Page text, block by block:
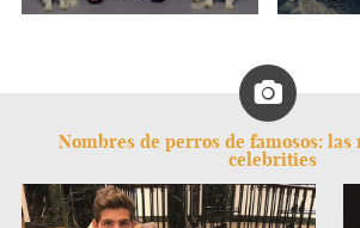
Nombres de perros de famosos: las
celebrities